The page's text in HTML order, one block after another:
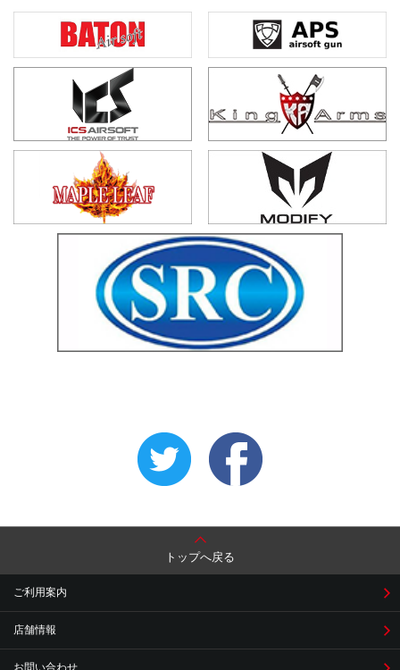
トップへ戻る
ご利用案内
店舗情報
お問い合わせ